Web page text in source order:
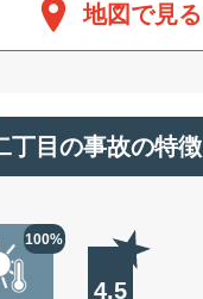
地図で見る
丁目の事故の特徴
100%
4.5